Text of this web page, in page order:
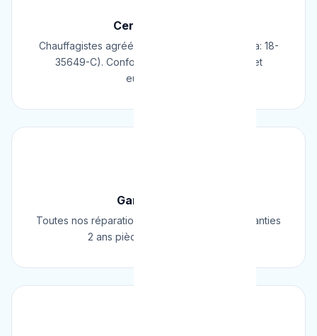
Certifié & Agréé
Chauffagistes agréés Cerga/Cedicol (N° Cerga: 18-
35649-C). Conformes aux normes belges et
européennes.
Garantie 2 Ans
Toutes nos réparations et installations sont garanties
2 ans pièces et main d'œuvre.